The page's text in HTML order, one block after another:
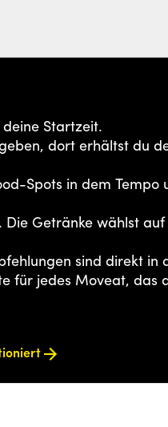
Startzeit.
dort erhältst du
Spots in dem Tempo
Die Getränke wählst auf
sind direkt in
für jedes Moveat, das